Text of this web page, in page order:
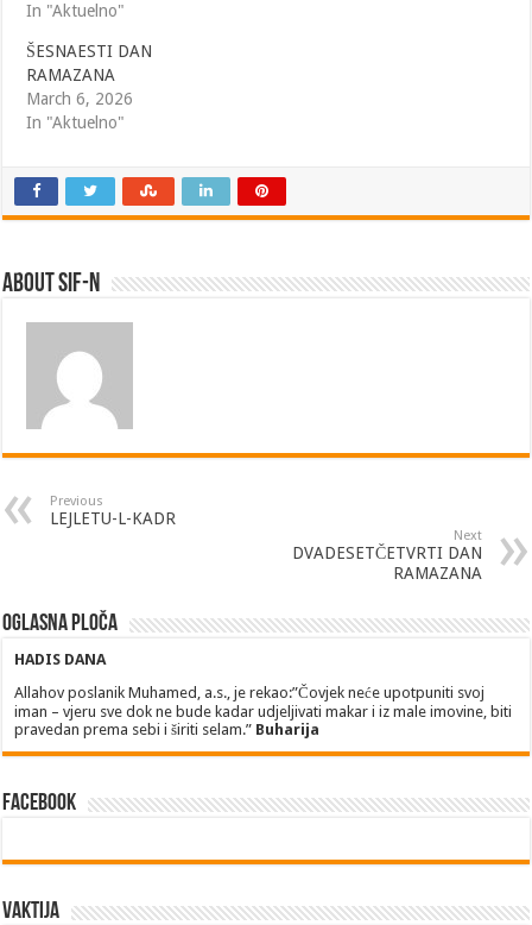
In "Aktuelno"
ŠESNAESTI DAN
RAMAZANA
March 6, 2026
In "Aktuelno"
About SIF-N
Previous
LEJLETU-L-KADR
Next
DVADESETČETVRTI DAN
RAMAZANA
Oglasna ploča
HADIS DANA
Allahov poslanik Muhamed, a.s., je rekao:”Čovjek neće upotpuniti svoj
iman – vjeru sve dok ne bude kadar udjeljivati makar i iz male imovine, biti
pravedan prema sebi i širiti selam.” Buharija
Facebook
Vaktija